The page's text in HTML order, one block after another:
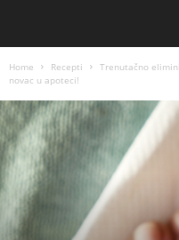
Home Recepti
Trenutačno
novac u apoteci!